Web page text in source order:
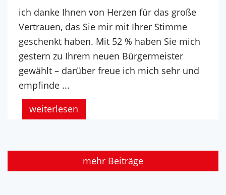
ich danke Ihnen von Herzen für das große
Vertrauen, das Sie mir mit Ihrer Stimme
geschenkt haben. Mit 52 % haben Sie mich
gestern zu Ihrem neuen Bürgermeister
gewählt – darüber freue ich mich sehr und
empfinde ...
weiterlesen
mehr Beiträge